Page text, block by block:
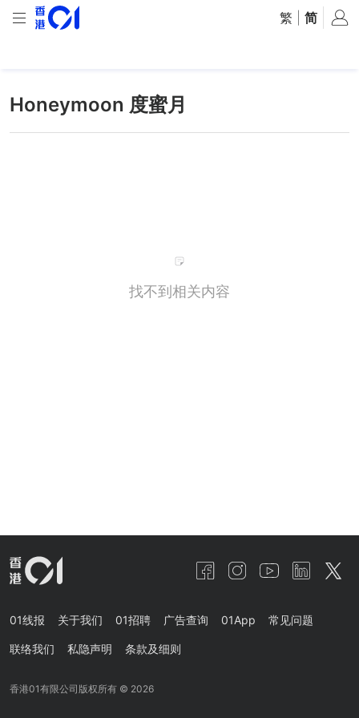
繁 简
Honeymoon 度蜜月
找不到相关内容
01线报 关于我们 01招聘 广告查询 01App 常见问题
联络我们 私隐声明 条款及细则
香港01有限公司版权所有 © 2026